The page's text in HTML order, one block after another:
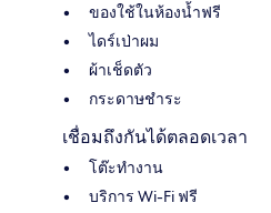
ของใช้ในห้องน้ำฟรี
ไดร์เป่าผม
ผ้าเช็ดตัว
กระดาษชำระ
เชื่อมถึงกันได้ตลอดเวลา
โต๊ะทำงาน
บริการ Wi-Fi ฟรี